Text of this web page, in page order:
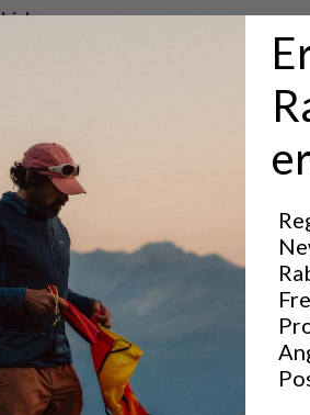
und
dem Weg
die bei
mit
für